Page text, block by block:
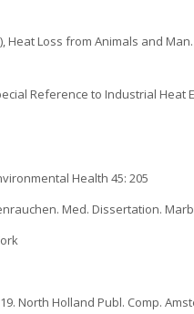
Heat Loss from Animals and Man.
Reference to Industrial Heat
Health 45: 205
Med. Dissertation.
19. North Holland Publ. Comp.